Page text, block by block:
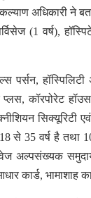
अधिकारी ने
(1 वर्ष),
पर्सन,
कॉरपोरेट
सिक्यूरिटी
से 35 वर्ष है तथा
अल्पसंख्यक
कार्ड,